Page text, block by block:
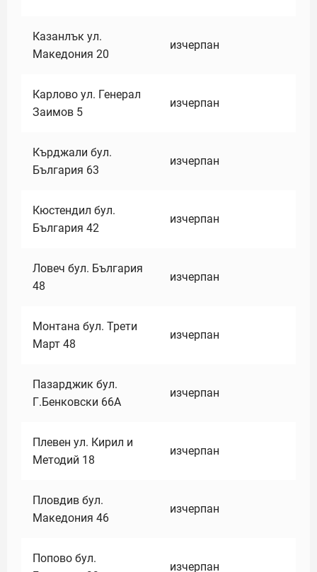
Казанлък ул.
Македония 20
изчерпан
Карлово ул. Генерал
Заимов 5
изчерпан
Кърджали бул.
България 63
изчерпан
Кюстендил бул.
България 42
изчерпан
Ловеч бул. България
48
изчерпан
Монтана бул. Трети
Март 48
изчерпан
Пазарджик бул.
Г.Бенковски 66А
изчерпан
Плевен ул. Кирил и
Методий 18
изчерпан
Пловдив бул.
Македония 46
изчерпан
Попово бул.
изчерпан